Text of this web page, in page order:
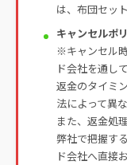
は、布団セッ
キャンセルポ
※キャンセル
ド会社を通し
返金のタイミ
法によって異な
また、返金処
弊社で把握す
ド会社へ直接